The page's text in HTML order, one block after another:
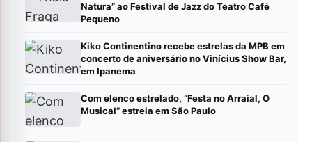
Natura” ao Festival de Jazz do Teatro Café
Pequeno
Kiko Continentino recebe estrelas da MPB em
concerto de aniversário no Vinícius Show Bar,
em Ipanema
Com elenco estrelado, “Festa no Arraial, O
Musical” estreia em São Paulo